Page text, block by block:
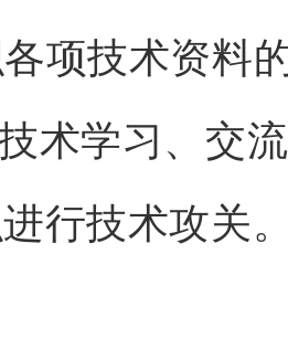
各项技术资料
技术学习、交
进行技术攻关